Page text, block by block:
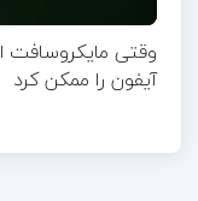
وقتی مایکروسافت
آیفون را ممکن کرد